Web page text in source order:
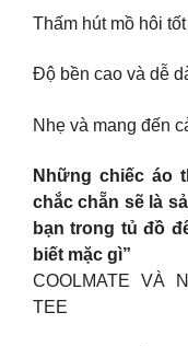
Thấm hút mồ hôi tốt
Độ bền cao và dễ
Nhẹ và mang đến
Những chiếc áo
chắc chẵn sẽ là
bạn trong tủ đồ
biết mặc gì”
COOLMATE VÀ
TEE